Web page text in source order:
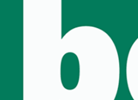
中国·yl1111永利(集团)